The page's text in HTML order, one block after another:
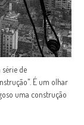
de
É um olhar
uma construção